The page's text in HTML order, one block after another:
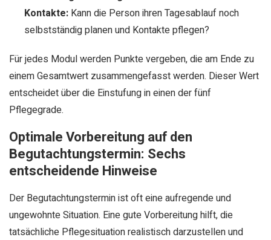
Kontakte: Kann die Person ihren Tagesablauf noch
selbstständig planen und Kontakte pflegen?
Für jedes Modul werden Punkte vergeben, die am Ende zu
einem Gesamtwert zusammengefasst werden. Dieser Wert
entscheidet über die Einstufung in einen der fünf
Pflegegrade.
Optimale Vorbereitung auf den
Begutachtungstermin: Sechs
entscheidende Hinweise
Der Begutachtungstermin ist oft eine aufregende und
ungewohnte Situation. Eine gute Vorbereitung hilft, die
tatsächliche Pflegesituation realistisch darzustellen und